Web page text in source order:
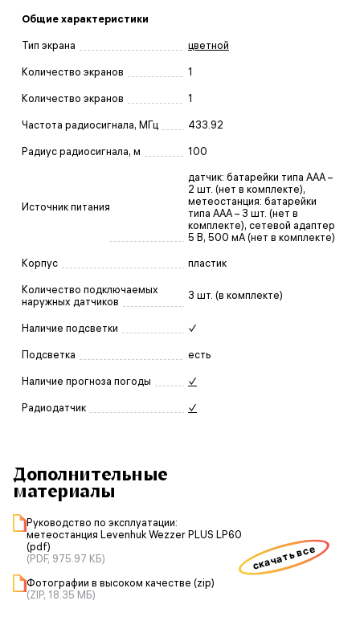
Общие характеристики
Тип экрана цветной
Количество экранов 1
Количество экранов 1
Частота радиосигнала, МГц 433.92
Радиус радиосигнала, м 100
Источник питания
датчик: батарейки типа AAА –
2 шт. (нет в комплекте),
метеостанция: батарейки
типа AАA – 3 шт. (нет в
комплекте), сетевой адаптер
5 В, 500 мА (нет в комплекте)
Корпус пластик
Количество подключаемых
наружных датчиков
3 шт. (в комплекте)
Наличие подсветки ✓
Подсветка есть
Наличие прогноза погоды ✓
Радиодатчик ✓
Дополнительные
материалы
Руководство по эксплуатации:
метеостанция Levenhuk Wezzer PLUS LP60
(pdf)
(PDF, 975.97 КБ)
Фотографии в высоком качестве (zip)
(ZIP, 18.35 МБ)
скачать все